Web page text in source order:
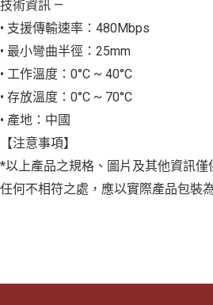
技術資訊 —
• 支援傳輸速率：480Mbps
• 最小彎曲半徑：25mm
• 工作溫度：0°C ~ 40°C
• 存放溫度：0°C ~ 70°C
• 產地：中國
【注意事項】
*以上產品之規格、圖片及其他資訊
任何不相符之處，應以實際產品包裝